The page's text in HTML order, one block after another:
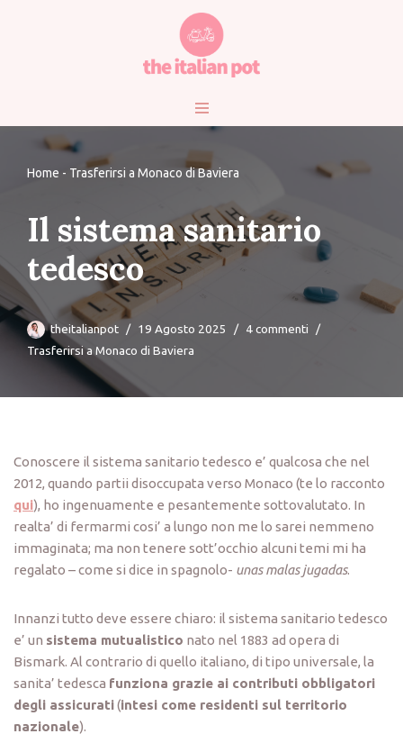
Home - Trasferirsi a Monaco di Baviera
Il sistema sanitario
tedesco
theitalianpot 19 Agosto 2025
4 commenti
Trasferirsi a Monaco di Baviera
Conoscere il sistema sanitario tedesco e’ qualcosa che nel
2012, quando partii disoccupata verso Monaco (te lo racconto
qui), ho ingenuamente e pesantemente sottovalutato. In
realta’ di fermarmi cosi’ a lungo non me lo sarei nemmeno
immaginata; ma non tenere sott’occhio alcuni temi mi ha
regalato – come si dice in spagnolo- unas malas jugadas.
Innanzi tutto deve essere chiaro: il sistema sanitario tedesco
e’ un sistema mutualistico nato nel 1883 ad opera di
Bismark. Al contrario di quello italiano, di tipo universale, la
sanita’ tedesca funziona grazie ai contributi obbligatori
degli assicurati(intesi come residenti sul territorio
nazionale).